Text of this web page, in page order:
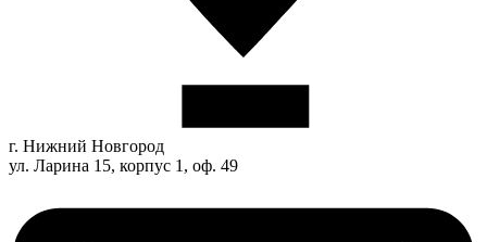
г. Нижний Новгород
ул. Ларина 15, корпус 1, оф. 49